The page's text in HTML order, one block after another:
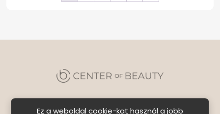
Ez a weboldal cookie-kat használ a jobb